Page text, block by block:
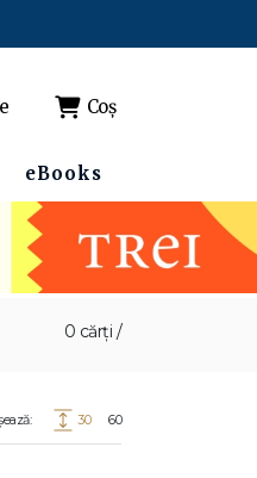
Coș
eBooks
0 cărți /
30 60